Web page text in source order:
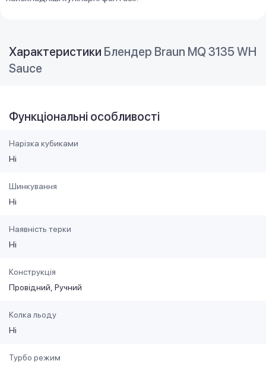
Характеристики Блендер Braun MQ 3135 WH
Sauce
Функціональні особливості
Нарізка кубиками
Ні
Шинкування
Ні
Наявність терки
Ні
Конструкція
Провідний Ручний
Колка льоду
Ні
Турбо режим